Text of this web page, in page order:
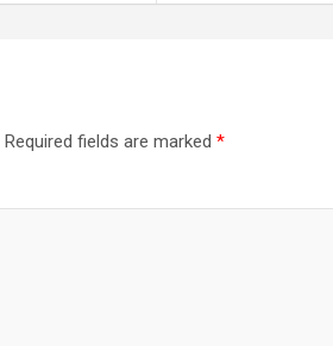
Required fields are marked *